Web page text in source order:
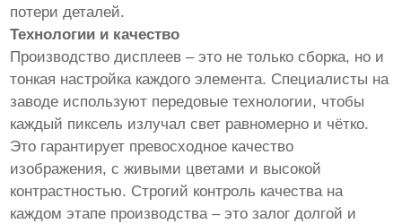
потери деталей.
Технологии и качество
Производство дисплеев – это не только сборка, но и
тонкая настройка каждого элемента. Специалисты на
заводе используют передовые технологии, чтобы
каждый пиксель излучал свет равномерно и чётко.
Это гарантирует превосходное качество
изображения, с живыми цветами и высокой
контрастностью. Строгий контроль качества на
каждом этапе производства – это залог долгой и